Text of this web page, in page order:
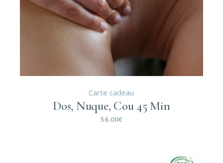
Carte cadeau
Dos, Nuque, Cou 45 Min
56.00€